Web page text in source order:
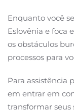
Enquanto você
Eslovênia e foca
os obstáculos
processos para
Para assistência
em entrar em
transformar seus